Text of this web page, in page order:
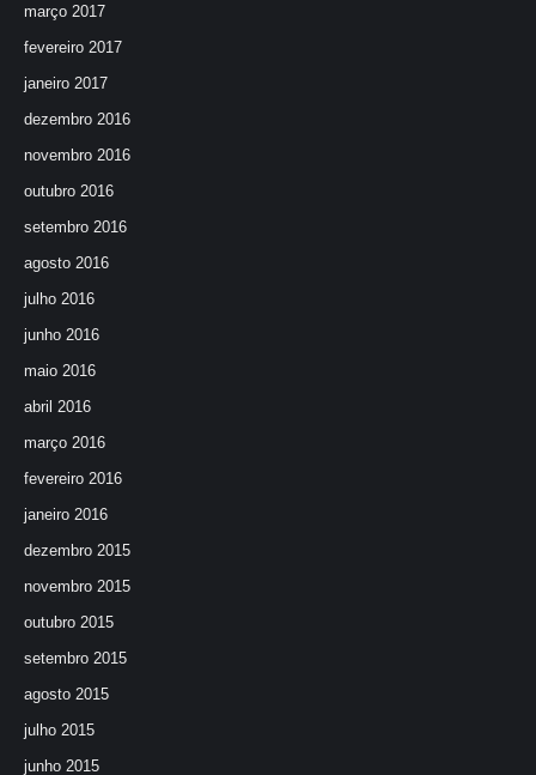
março 2017
fevereiro 2017
janeiro 2017
dezembro 2016
novembro 2016
outubro 2016
setembro 2016
agosto 2016
julho 2016
junho 2016
maio 2016
abril 2016
março 2016
fevereiro 2016
janeiro 2016
dezembro 2015
novembro 2015
outubro 2015
setembro 2015
agosto 2015
julho 2015
junho 2015